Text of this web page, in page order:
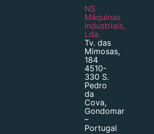
NS
Máquinas
Industriais,
Lda.
Tv. das
Mimosas,
184
4510-
330 S.
Pedro
da
Cova,
Gondomar
–
Portugal